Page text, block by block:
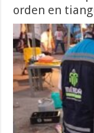
orden en